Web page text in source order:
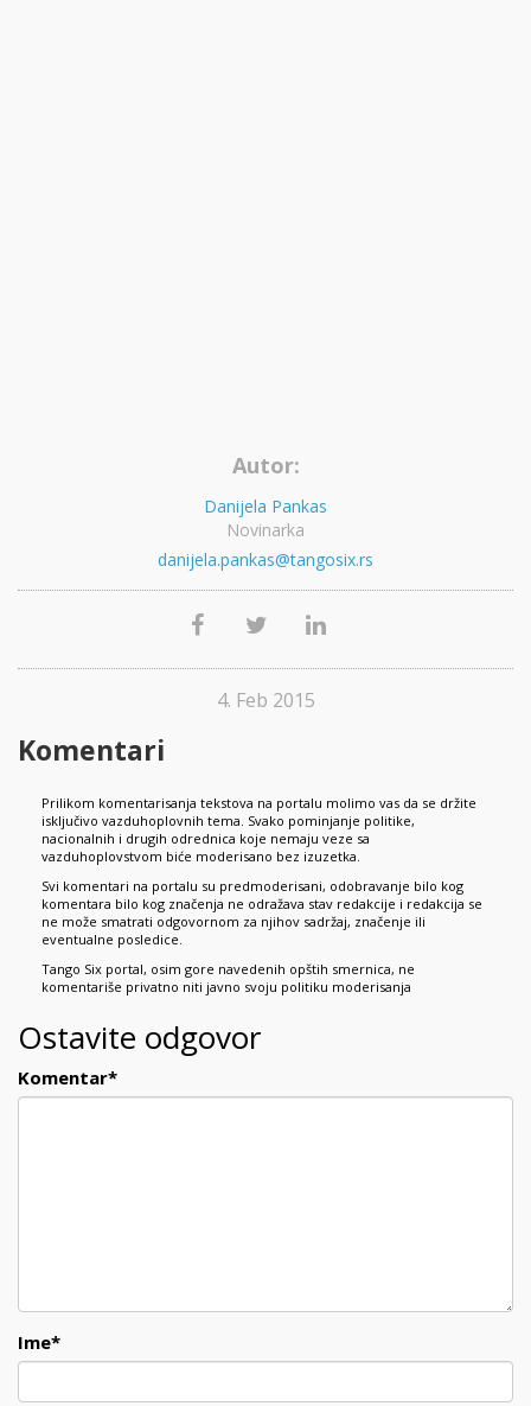
Autor:
Danijela Pankas
Novinarka
danijela.pankas@tangosix.rs
4. Feb 2015
Komentari
Prilikom komentarisanja tekstova na portalu molimo vas da se držite
isključivo vazduhoplovnih tema. Svako pominjanje politike,
nacionalnih i drugih odrednica koje nemaju veze sa
vazduhoplovstvom biće moderisano bez izuzetka.
Svi komentari na portalu su predmoderisani, odobravanje bilo kog
komentara bilo kog značenja ne odražava stav redakcije i redakcija se
ne može smatrati odgovornom za njihov sadržaj, značenje ili
eventualne posledice.
Tango Six portal, osim gore navedenih opštih smernica, ne
komentariše privatno niti javno svoju politiku moderisanja
Ostavite odgovor
Komentar*
Ime*